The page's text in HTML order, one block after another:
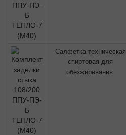
Салфетка техническая
спиртовая для
обезжиривания